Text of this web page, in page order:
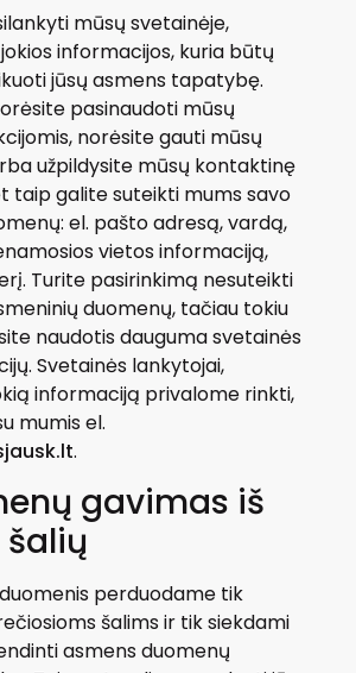
mūsų svetainėje,
informacijos, kuria būtų
jūsų asmens tapatybę.
pasinaudoti mūsų
norėsite gauti mūsų
užpildysite mūsų kontaktinę
taip galite suteikti mums savo
el. pašto adresą, vardą,
vietos informaciją,
Turite pasirinkimą nesuteikti
duomenų, tačiau tokiu
naudotis dauguma svetainės
Svetainės lankytojai,
informaciją privalome rinkti,
mumis el.
.
gavimas iš
perduodame tik
šalims ir tik siekdami
asmens duomenų